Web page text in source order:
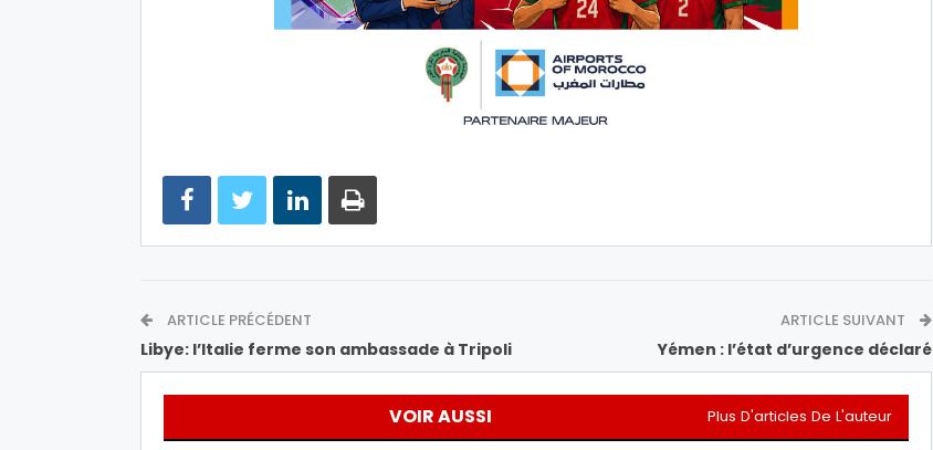
ARTICLE PRÉCÉDENT
Libye: l’Italie ferme son ambassade à Tripoli
ARTICLE SUIVANT
Yémen : l’état d’urgence déclaré
VOIR AUSSI Plus D'articles De L'auteur